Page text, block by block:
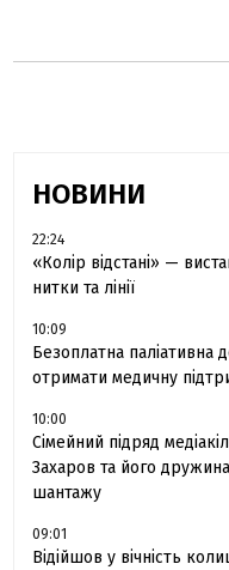
НОВИНИ
22:24
«Колір відстані» —
нитки та лінії
10:09
Безоплатна паліативна
отримати медичну
10:00
Сімейний підряд
Захаров та його
шантажу
09:01
Відійшов у вічність